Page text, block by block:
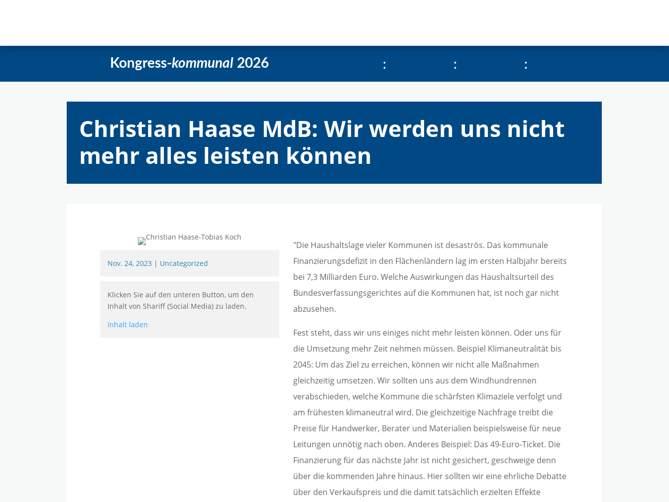
Kongress-kommunal 2026 : : :
Christian Haase MdB: Wir werden uns nicht
mehr alles leisten können
Nov. 24, 2023 | Uncategorized
Klicken Sie auf den unteren Button, um den
Inhalt von Shariff (Social Media) zu laden.
Inhalt laden
"Die Haushaltslage vieler Kommunen ist desaströs. Das kommunale
Finanzierungsdefizit in den Flächenländern lag im ersten Halbjahr bereits
bei 7,3 Milliarden Euro. Welche Auswirkungen das Haushaltsurteil des
Bundesverfassungsgerichtes auf die Kommunen hat, ist noch gar nicht
abzusehen.
Fest steht, dass wir uns einiges nicht mehr leisten können. Oder uns für
die Umsetzung mehr Zeit nehmen müssen. Beispiel Klimaneutralität bis
2045: Um das Ziel zu erreichen, können wir nicht alle Maßnahmen
gleichzeitig umsetzen. Wir sollten uns aus dem Windhundrennen
verabschieden, welche Kommune die schärfsten Klimaziele verfolgt und
am frühesten klimaneutral wird. Die gleichzeitige Nachfrage treibt die
Preise für Handwerker, Berater und Materialien beispielsweise für neue
Leitungen unnötig nach oben. Anderes Beispiel: Das 49-Euro-Ticket. Die
Finanzierung für das nächste Jahr ist nicht gesichert, geschweige denn
über die kommenden Jahre hinaus. Hier sollten wir eine ehrliche Debatte
über den Verkaufspreis und die damit tatsächlich erzielten Effekte